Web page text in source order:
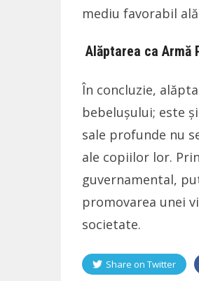
mediu favorabil
Alăptarea ca Armă
În concluzie,
bebelușului; este
sale profunde nu
ale copiilor lor.
guvernamental,
promovarea unei
societate.
Share on Twitter